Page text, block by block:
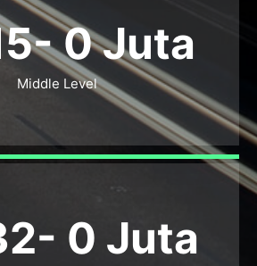
0Juta
Middle Level
0 Juta